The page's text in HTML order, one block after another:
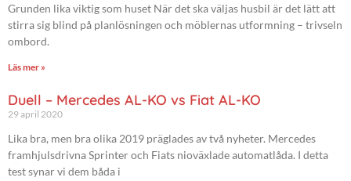
Grunden lika viktig som huset När det ska väljas husbil är det lätt att
stirra sig blind på planlösningen och möblernas utformning – trivseln
ombord.
Läs mer »
Duell – Mercedes AL-KO vs Fiat AL-KO
29 april 2020
Lika bra, men bra olika 2019 präglades av två nyheter. Mercedes
framhjulsdrivna Sprinter och Fiats nioväxlade automatlåda. I detta
test synar vi dem båda i